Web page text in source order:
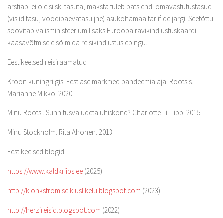
arstiabi ei ole siiski tasuta, maksta tuleb patsiendi omavastutustasud
(visiiditasu, voodipäevatasu jne) asukohamaa tariifide järgi. Seetõttu
soovitab välisministeerium lisaks Euroopa ravikindlustuskaardi
kaasavõtmisele sõlmida reisikindlustuslepingu.
Eestikeelsed reisiraamatud
Kroon kuningriigis. Eestlase märkmed pandeemia ajal Rootsis.
Marianne Mikko. 2020
Minu Rootsi. Sünnitusvaludeta ühiskond? Charlotte Lii Tipp. 2015
Minu Stockholm. Rita Ahonen. 2013
Eestikeelsed blogid
https://www.kaldkriips.ee (2025)
http://klonkstromiseikluslikelu.blogspot.com (2023)
http://herzireisid.blogspot.com (2022)